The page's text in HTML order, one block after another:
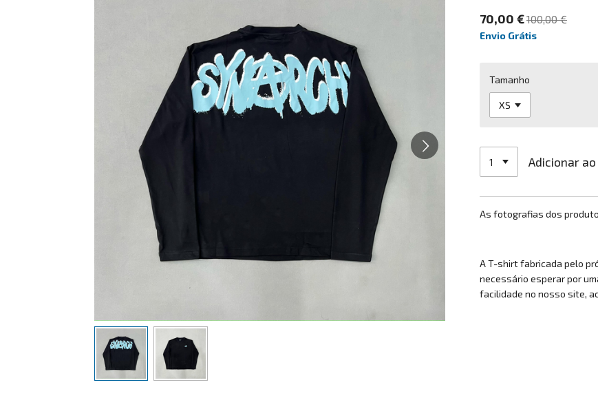
70,00 €100,00 €
Envio Grátis
Tamanho
Adicionar
As fotografias dos
A T-shirt fabricada pelo
necessário esperar por
facilidade no nosso site,